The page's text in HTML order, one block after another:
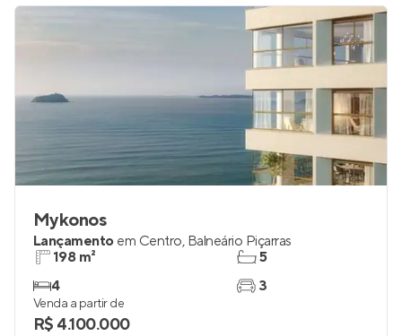
Mykonos
Lançamento em Centro, Balneário Piçarras
198 m²
4
5
3
Venda a partir de
R$ 4.100.000